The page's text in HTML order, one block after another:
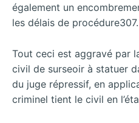
également un
les délais de procédure307.
Tout ceci est aggravé par
civil de surseoir à statuer
du juge répressif, en
criminel tient le civil en